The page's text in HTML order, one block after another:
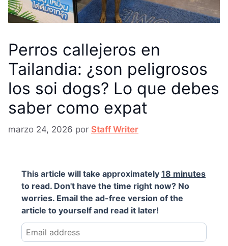
Perros callejeros en
Tailandia: ¿son peligrosos
los soi dogs? Lo que debes
saber como expat
marzo 24, 2026 por Staff Writer
This article will take approximately 18 minutes
to read. Don't have the time right now? No
worries. Email the ad-free version of the
article to yourself and read it later!